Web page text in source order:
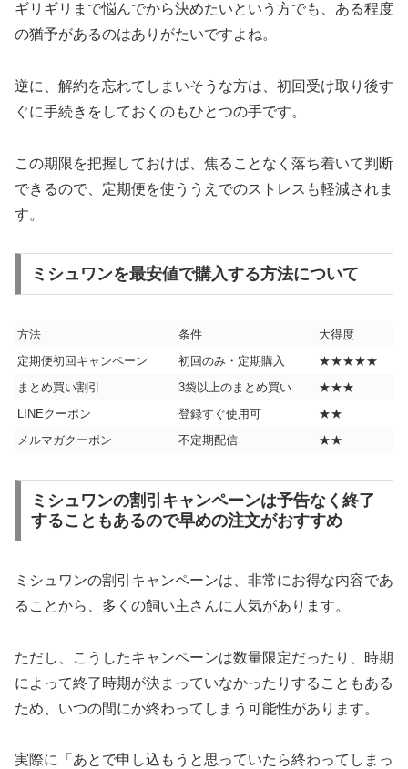
ギリギリまで悩んでから決めたいという方でも、ある程度
の猶予があるのはありがたいですよね。
逆に、解約を忘れてしまいそうな方は、初回受け取り後す
ぐに手続きをしておくのもひとつの手です。
この期限を把握しておけば、焦ることなく落ち着いて判断
できるので、定期便を使ううえでのストレスも軽減されま
す。
ミシュワンを最安値で購入する方法について
方法 条件
大得度
定期便初回キャンペーン
初回のみ・定期購入
★★★★★
まとめ買い割引
3袋以上のまとめ買い
★★★
LINEクーポン
登録すぐ使用可
★★
メルマガクーポン
不定期配信 ★★
ミシュワンの割引キャンペーンは予告なく終了
することもあるので早めの注文がおすすめ
ミシュワンの割引キャンペーンは、非常にお得な内容であ
ることから、多くの飼い主さんに人気があります。
ただし、こうしたキャンペーンは数量限定だったり、時期
によって終了時期が決まっていなかったりすることもある
ため、いつの間にか終わってしまう可能性があります。
実際に「あとで申し込もうと思っていたら終わってしまっ